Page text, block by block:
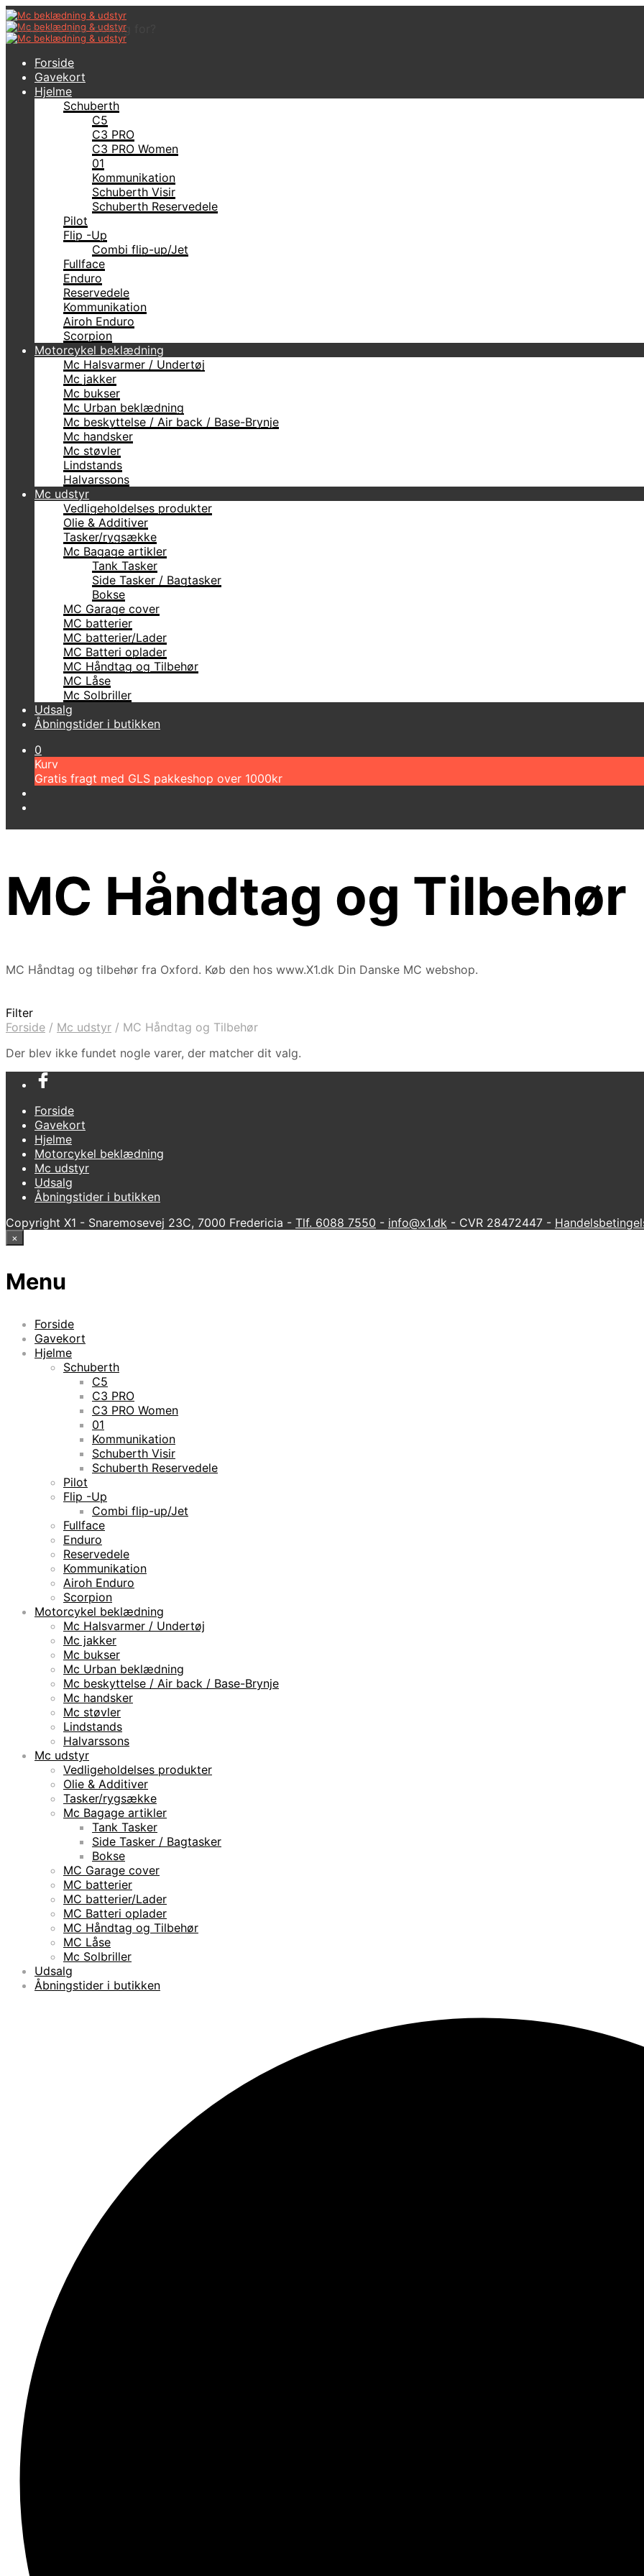
Forside
Gavekort
Hjelme
Schuberth
C5
C3 PRO
C3 PRO Women
01
Kommunikation
Schuberth Visir
Schuberth Reservedele
Pilot
Flip -Up
Combi flip-up/Jet
Fullface
Enduro
Reservedele
Kommunikation
Airoh Enduro
Scorpion
Motorcykel beklædning
Mc Halsvarmer / Undertøj
Mc jakker
Mc bukser
Mc Urban beklædning
Mc beskyttelse / Air back / Base-Brynje
Mc handsker
Mc støvler
Lindstands
Halvarssons
Mc udstyr
Vedligeholdelses produkter
Olie & Additiver
Tasker/rygsække
Mc Bagage artikler
Tank Tasker
Side Tasker / Bagtasker
Bokse
MC Garage cover
MC batterier
MC batterier/Lader
MC Batteri oplader
MC Håndtag og Tilbehør
MC Låse
Mc Solbriller
Udsalg
Åbningstider i butikken
0
Kurv
Gratis fragt med GLS pakkeshop over 1000kr
MC Håndtag og Tilbehør
MC Håndtag og tilbehør fra Oxford. Køb den hos www.X1.dk Din Danske MC webshop.
Filter
Forside / Mc udstyr / MC Håndtag og Tilbehør
Der blev ikke fundet nogle varer, der matcher dit valg.
Forside
Gavekort
Hjelme
Motorcykel beklædning
Mc udstyr
Udsalg
Åbningstider i butikken
Copyright X1 - Snaremosevej 23C, 7000 Fredericia - Tlf. 6088 7550 - info@x1.dk - CVR 28472447 -
×
Menu
Forside
Gavekort
Hjelme
Schuberth
C5
C3 PRO
C3 PRO Women
01
Kommunikation
Schuberth Visir
Schuberth Reservedele
Pilot
Flip -Up
Combi flip-up/Jet
Fullface
Enduro
Reservedele
Kommunikation
Airoh Enduro
Scorpion
Motorcykel beklædning
Mc Halsvarmer / Undertøj
Mc jakker
Mc bukser
Mc Urban beklædning
Mc beskyttelse / Air back / Base-Brynje
Mc handsker
Mc støvler
Lindstands
Halvarssons
Mc udstyr
Vedligeholdelses produkter
Olie & Additiver
Tasker/rygsække
Mc Bagage artikler
Tank Tasker
Side Tasker / Bagtasker
Bokse
MC Garage cover
MC batterier
MC batterier/Lader
MC Batteri oplader
MC Håndtag og Tilbehør
MC Låse
Mc Solbriller
Udsalg
Åbningstider i butikken
What are you looking for?